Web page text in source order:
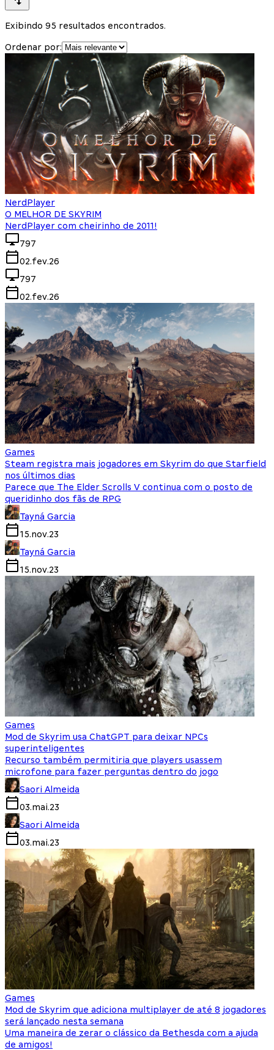
Exibindo 95 resultados encontrados.
Ordenar por:
NerdPlayer
O MELHOR DE SKYRIM
NerdPlayer com cheirinho de 2011!
797
02.fev.26
797
02.fev.26
Games
Steam registra mais jogadores em Skyrim do que Starfield
nos últimos dias
Parece que The Elder Scrolls V continua com o posto de
queridinho dos fãs de RPG
Tayná Garcia
15.nov.23
Tayná Garcia
15.nov.23
Games
Mod de Skyrim usa ChatGPT para deixar NPCs
superinteligentes
Recurso também permitiria que players usassem
microfone para fazer perguntas dentro do jogo
Saori Almeida
03.mai.23
Saori Almeida
03.mai.23
Games
Mod de Skyrim que adiciona multiplayer de até 8 jogadores
será lançado nesta semana
Uma maneira de zerar o clássico da Bethesda com a ajuda
de amigos!